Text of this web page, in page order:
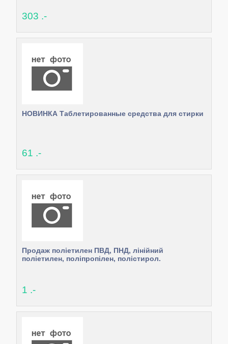
303 .-
НОВИНКА Таблетированные средства для стирки
61 .-
Продаж поліетилен ПВД, ПНД, лінійний
поліетилен, поліпропілен, полістирол.
1 .-